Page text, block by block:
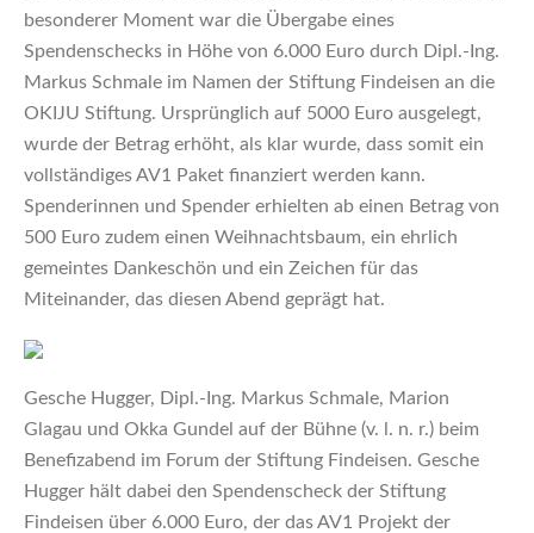
besonderer Moment war die Übergabe eines
Spendenschecks in Höhe von 6.000 Euro durch Dipl.-Ing.
Markus Schmale im Namen der Stiftung Findeisen an die
OKIJU Stiftung. Ursprünglich auf 5000 Euro ausgelegt,
wurde der Betrag erhöht, als klar wurde, dass somit ein
vollständiges AV1 Paket finanziert werden kann.
Spenderinnen und Spender erhielten ab einen Betrag von
500 Euro zudem einen Weihnachtsbaum, ein ehrlich
gemeintes Dankeschön und ein Zeichen für das
Miteinander, das diesen Abend geprägt hat.
Gesche Hugger, Dipl.-Ing. Markus Schmale, Marion
Glagau und Okka Gundel auf der Bühne (v. l. n. r.) beim
Benefizabend im Forum der Stiftung Findeisen. Gesche
Hugger hält dabei den Spendenscheck der Stiftung
Findeisen über 6.000 Euro, der das AV1 Projekt der